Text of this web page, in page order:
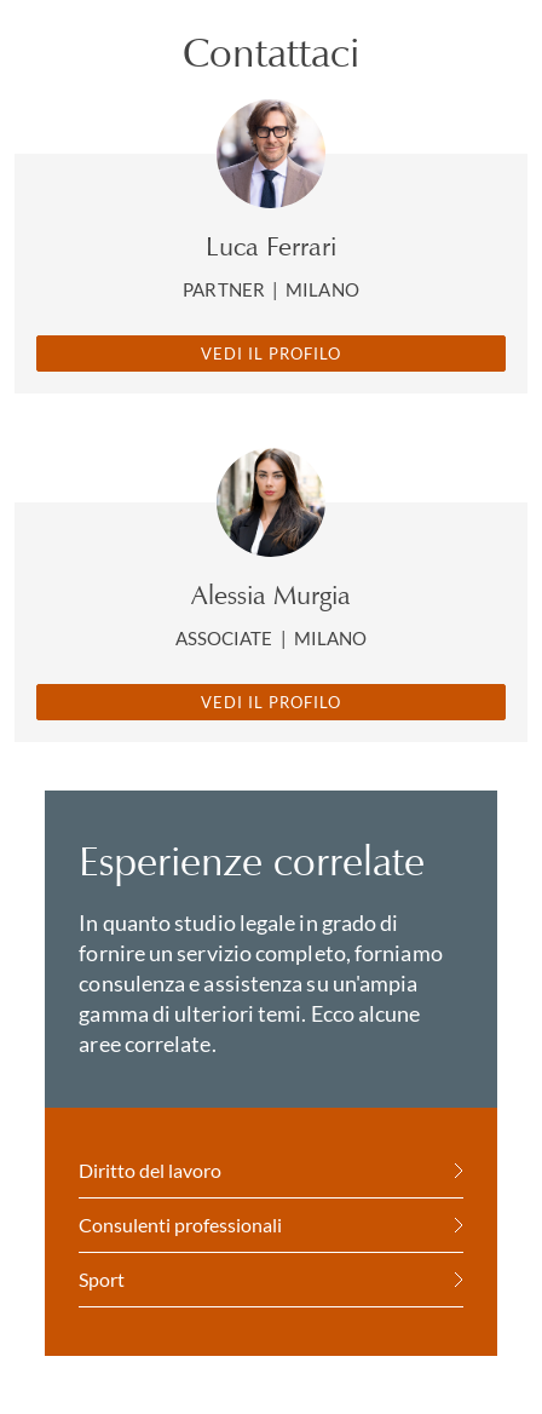
Contattaci
Luca Ferrari
PARTNER | MILANO
VEDI IL PROFILO
Alessia Murgia
ASSOCIATE | MILANO
VEDI IL PROFILO
Esperienze correlate
In quanto studio legale in grado di
fornire un servizio completo, forniamo
consulenza e assistenza su un'ampia
gamma di ulteriori temi. Ecco alcune
aree correlate.
Diritto del lavoro
Consulenti professionali
Sport